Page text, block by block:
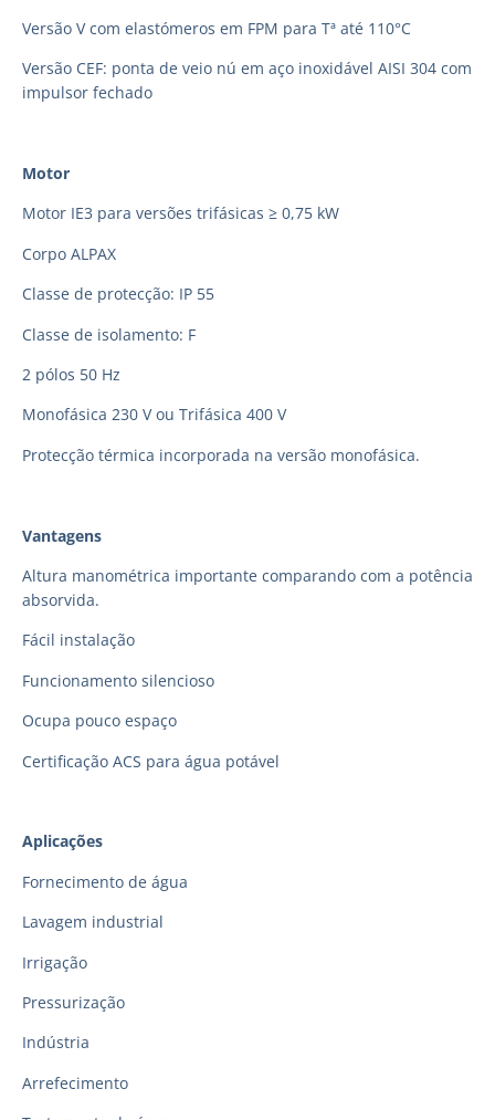
Versão V com elastómeros em FPM para Tª até 110°C
Versão CEF: ponta de veio nú em aço inoxidável AISI 304 com
impulsor fechado
Motor
Motor IE3 para versões trifásicas ≥ 0,75 kW
Corpo ALPAX
Classe de protecção: IP 55
Classe de isolamento: F
2 pólos 50 Hz
Monofásica 230 V ou Trifásica 400 V
Protecção térmica incorporada na versão monofásica.
Vantagens
Altura manométrica importante comparando com a potência
absorvida.
Fácil instalação
Funcionamento silencioso
Ocupa pouco espaço
Certificação ACS para água potável
Aplicações
Fornecimento de água
Lavagem industrial
Irrigação
Pressurização
Indústria
Arrefecimento